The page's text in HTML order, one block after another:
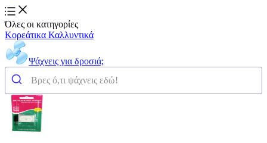
Όλες οι κατηγορίες
Κορεάτικα Καλλυντικά
Ψάχνεις για δροσιά;